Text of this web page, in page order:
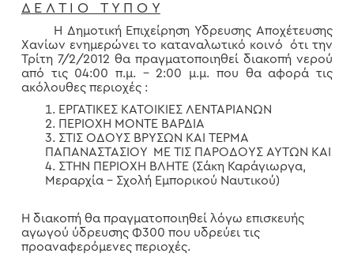
Δ Ε Λ Τ Ι Ο Τ Υ Π Ο Υ
Η Δημοτική Επιχείρηση Υδρευσης Αποχέτευσης
Χανίων ενημερώνει το καταναλωτικό κοινό ότι την
Τρίτη 7/2/2012 θα πραγματοποιηθεί διακοπή νερού
από τις 04:00 π.μ. – 2:00 μ.μ. που θα αφορά τις
ακόλουθες περιοχές :
ΕΡΓΑΤΙΚΕΣ ΚΑΤΟΙΚΙΕΣ ΛΕΝΤΑΡΙΑΝΩΝ
ΠΕΡΙΟΧΗ ΜΟΝΤΕ ΒΑΡΔΙΑ
ΣΤΙΣ ΟΔΟΥΣ ΒΡΥΣΩΝ ΚΑΙ ΤΕΡΜΑ
ΠΑΠΑΝΑΣΤΑΣΙΟΥ ΜΕ ΤΙΣ ΠΑΡΟΔΟΥΣ ΑΥΤΩΝ ΚΑΙ
ΣΤΗΝ ΠΕΡΙΟΧΗ ΒΛΗΤΕ (Σάκη Καράγιωργα,
Μεραρχία – Σχολή Εμπορικού Ναυτικού)
Η διακοπή θα πραγματοποιηθεί λόγω επισκευής
αγωγού ύδρευσης Φ300 που υδρεύει τις
προαναφερόμενες περιοχές.